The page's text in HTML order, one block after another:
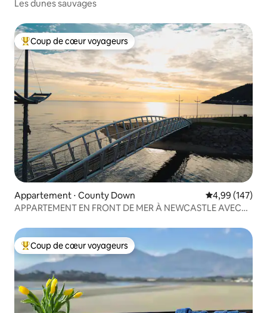
Les dunes sauvages
Coups de cœur voyageurs les plus appréciés
Coup de cœur voyageurs
Appartement ⋅ County Down Évaluation
4,99 (147)
APPARTEMENT EN FRONT DE MER À NEWCASTLE AVEC
Coups de cœur voyageurs les plus appréciés
Coup de cœur voyageurs